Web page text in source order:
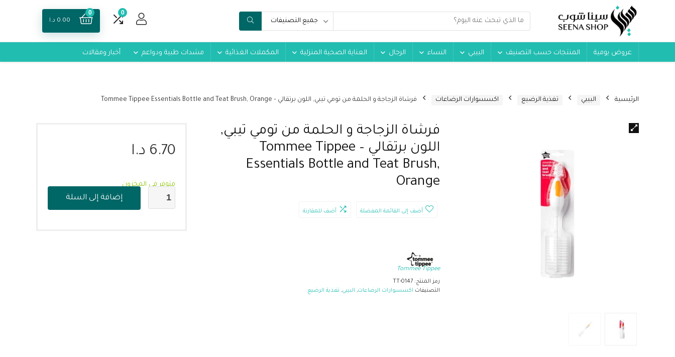
جميع التصنيفات
0
0
0.00 د.ا
عروض يومية المنتجات حسب التصنيف البيبي النساء الرجال العناية الصحية المنزلية المكملات الغذائية مشدات طبية ودواعم أخبار ومقالات
الرئيسية البيبي تغذية الرضيع اكسسوارات الرضاعات فرشاة الزجاجة و الحلمة من تومي تيبي, اللون برتقالي – Tommee Tippee Essentials Bottle and Teat Brush, Orange
فرشاة الزجاجة و الحلمة من تومي تيبي,
اللون برتقالي – Tommee Tippee
Essentials Bottle and Teat Brush,
Orange
أضف إلى القائمة المفضلة أضف للمقارنة
Tommee Tippee
رمز المنتج: TT-0147
التصنيفات اكسسوارات الرضاعات, البيبي, تغذية الرضيع
6.70 د.ا
متوفر في المخزون
إضافة إلى السلة